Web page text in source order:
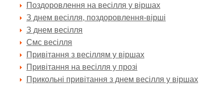
Поздоровлення на весілля у віршах
З днем весілля, поздоровлення-вірші
З днем весілля
Смс весілля
Привітання з весіллям у віршах
Привітання на весілля у прозі
Прикольні привітання з днем весілля у віршах